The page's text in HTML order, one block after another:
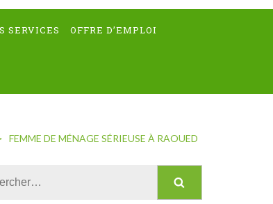
SERVICES OFFRE D’EMPLOI
FEMME DE MÉNAGE SÉRIEUSE À RAOUED
Rechercher :